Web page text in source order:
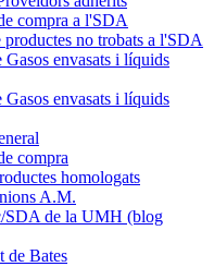
compra a l'SDA
productes no trobats a l'SDA
Gasos envasats i líquids
Gasos envasats i líquids
compra
homologats
A.M.
SDA de la UMH (blog
de Bates